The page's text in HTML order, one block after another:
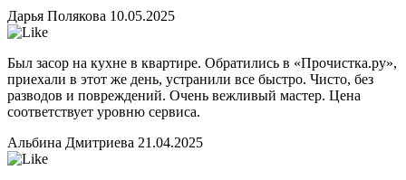
Дарья Полякова 10.05.2025
Был засор на кухне в квартире. Обратились в «Прочистка.ру»,
приехали в этот же день, устранили все быстро. Чисто, без
разводов и повреждений. Очень вежливый мастер. Цена
соответствует уровню сервиса.
Альбина Дмитриева 21.04.2025